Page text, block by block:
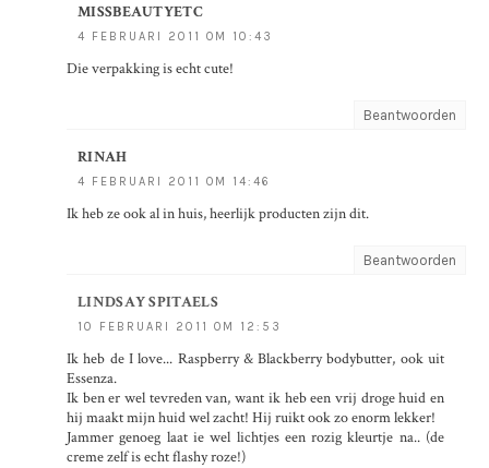
MISSBEAUTYETC
4 FEBRUARI 2011 OM 10:43
Die verpakking is echt cute!
Beantwoorden
RINAH
4 FEBRUARI 2011 OM 14:46
Ik heb ze ook al in huis, heerlijk producten zijn dit.
Beantwoorden
LINDSAY SPITAELS
10 FEBRUARI 2011 OM 12:53
Ik heb de I love... Raspberry & Blackberry bodybutter, ook uit
Essenza.
Ik ben er wel tevreden van, want ik heb een vrij droge huid en
hij maakt mijn huid wel zacht! Hij ruikt ook zo enorm lekker!
Jammer genoeg laat ie wel lichtjes een rozig kleurtje na.. (de
creme zelf is echt flashy roze!)